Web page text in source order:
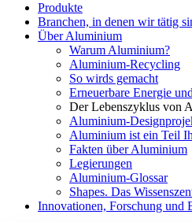
Produkte
Branchen, in denen wir tätig
Über Aluminium
Warum Aluminium?
Aluminium-Recycling
So wirds gemacht
Erneuerbare Energie
Der Lebenszyklus von
Aluminium-
Aluminium ist ein Teil
Fakten über Aluminium
Legierungen
Aluminium-Glossar
Shapes. Das
Innovationen, Forschung und